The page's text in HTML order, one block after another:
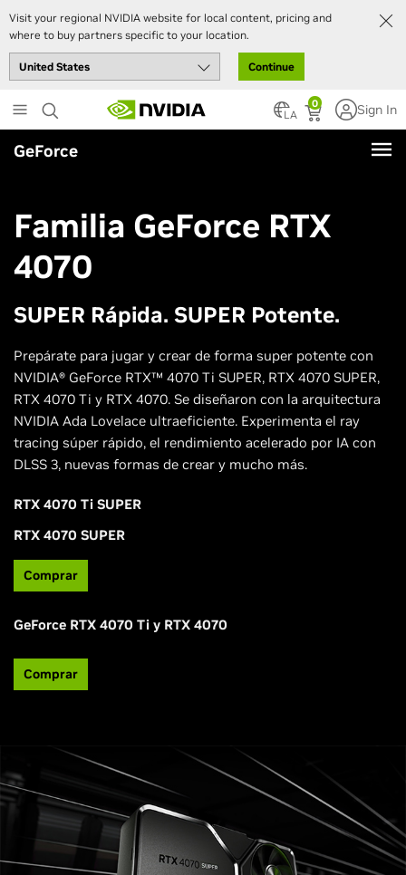
Visit your regional NVIDIA website for local content, pricing and
where to buy partners specific to your location.
Continue
to
main
content
0
LA Sign In
GeForce
Familia GeForce RTX
4070
SUPER Rápida. SUPER Potente.
Prepárate para jugar y crear de forma super potente con
NVIDIA® GeForce RTX™ 4070 Ti SUPER, RTX 4070 SUPER,
RTX 4070 Ti y RTX 4070. Se diseñaron con la arquitectura
NVIDIA Ada Lovelace ultraeficiente. Experimenta el ray
tracing súper rápido, el rendimiento acelerado por IA con
DLSS 3, nuevas formas de crear y mucho más.
RTX 4070 Ti SUPER
RTX 4070 SUPER
Comprar
GeForce RTX 4070 Ti y RTX 4070
Comprar